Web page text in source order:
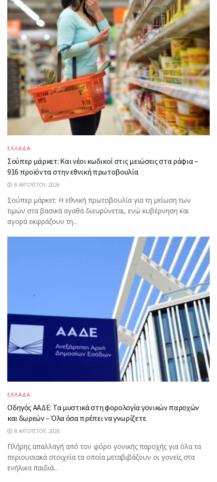
ΕΛΛΑΔΑ
Σούπερ μάρκετ: Και νέοι κωδικοί στις μειώσεις στα ράφια –
916 προϊόντα στην εθνική πρωτοβουλία
8 ΑΥΓΟΎΣΤΟΥ, 2026
Σούπερ μάρκετ: Η εθνική πρωτοβουλία για τη μείωση των
τιμών στα βασικά αγαθά διευρύνεται, ενώ κυβέρνηση και
αγορά εκφράζουν τη...
ΕΛΛΑΔΑ
Οδηγός ΑΑΔΕ: Τα μυστικά στη φορολογία γονικών παροχών
και δωρεών – Όλα όσα πρέπει να γνωρίζετε
8 ΑΥΓΟΎΣΤΟΥ, 2026
Πλήρης απαλλαγή από τον φόρο γονικής παροχής για όλα τα
περιουσιακά στοιχεία τα οποία μεταβιβάζουν οι γονείς στα
ενήλικα παιδιά...